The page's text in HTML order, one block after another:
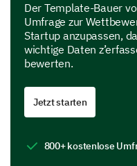
Your evaluation of
weaknesses,
For each of the
Der Template-Bauer
Umfrage zur
Startup anzupassen,
wichtige Daten
bewerten.
Jetzt starten
800+ kostenlose